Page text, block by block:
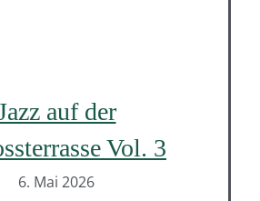
auf der
Vol. 3
6. Mai 2026